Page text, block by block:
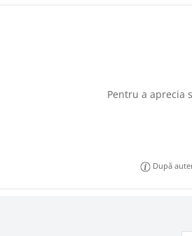
Pentru a aprecia
După